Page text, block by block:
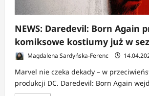
NEWS: Daredevil: Born Again
komiksowe kostiumy już w
Magdalena Sardyńska-Ferenc
Marvel nie czeka dekady – w
produkcji DC. Daredevil: Born Again